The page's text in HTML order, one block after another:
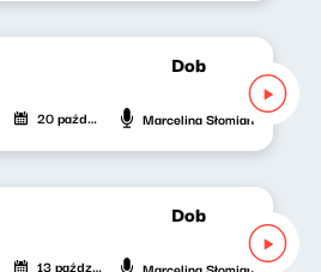
Dobrze
20 października 2023 Marcelina Słomian
Dobrze
13 października 2023